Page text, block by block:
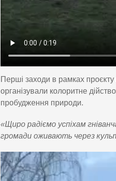
Перші заходи в рамках
організували колоритне
пробудження природи.
«Щиро радіємо успіхам
громади оживають через